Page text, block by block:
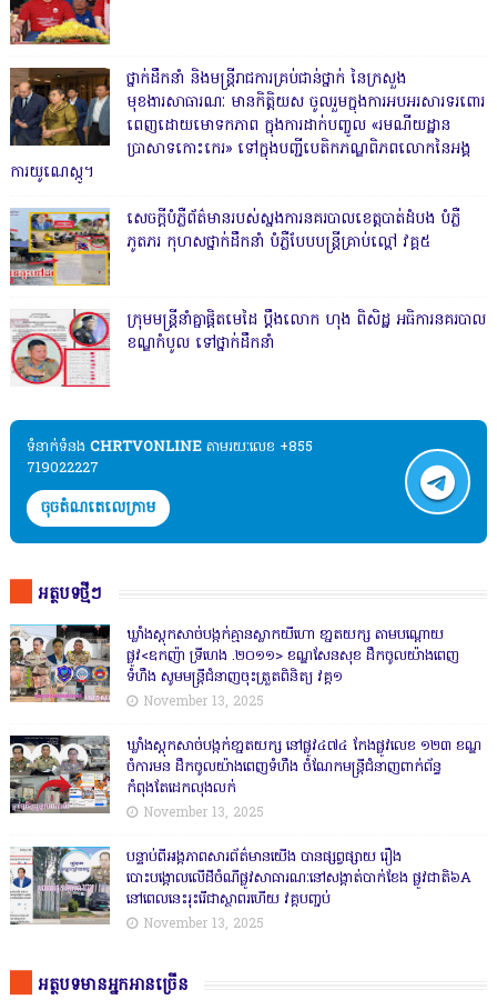
ថ្នាក់ដឹកនាំ និងមន្ត្រីរាជការគ្រប់ជាន់ថ្នាក់ នៃក្រសួង
មុខងារសាធារណៈ មានកិត្តិយស ចូលរួមក្នុងការអបអរសារទរពោរ
ពេញដោយមោទកភាព ក្នុងការដាក់បញ្ចូល «រមណីយដ្ឋាន
ប្រាសាទកោះកេរ» ទៅក្នុងបញ្ជីបេតិកភណ្ឌពិភពលោកនៃអង្គ
ការយូណេស្កូ។
សេចក្តីបំភ្លឺព័ត៌មានរបស់ស្នងការនគរបាលខេត្តបាត់ដំបង បំភ្លឺ
ភូតភរ កុហសថ្នាក់ដឹកនាំ បំភ្លឺបែបបន្ត្រីគ្រាប់ល្ពៅ វគ្គ៥
ក្រុមមន្ត្រីនាំគ្នាផ្ដិតមេដៃ ប្ដឹងលោក ហុង ពិសិដ្ឋ អធិការនគរបាល
ខណ្ឌកំបូល ទៅថ្នាក់ដឹកនាំ
ទំនាក់ទំនង​​ CHRTVONLINE តាមរយៈលេខ +855
719022227
ចុចតំណតេលេក្រាម
អត្ថបទថ្មីៗ
ឃ្លាំងស្តុកសាច់បង្កក់គ្មានស្លាកយីហោ ខា្នតយក្ស តាមបណ្តោយ
ផ្លូវ<ឧកញ៉ា ទ្រីហេង .២០១១> ខណ្ឌសែនសុខ ដឹកចូលយ៉ាងពេញ
ទំហឹង សូមមន្ត្រីជំនាញចុះត្រួតពិនិត្យ វគ្គ១
November 13, 2025
ឃ្លាំងស្តុកសាច់បង្កក់ខា្នតយក្ស នៅផ្លូវ៤៧៤ កែងផ្លូវលេខ ១២៣ ខណ្ឌ
ចំការមន ដឹកចូលយ៉ាងពេញទំហឹង ចំណែកមន្ត្រីជំនាញពាក់ព័ន្ធ
កំពុងតែដេកលុងលក់
November 13, 2025
បន្ទាប់ពីអង្គភាពសារព័ត៌មានយើង បានផ្សព្វផ្សាយ រឿង
បោះបង្គោលលើដីចំណីផ្លូវសាធារណៈនៅសង្គាត់បាក់ខែង ផ្លូវជាតិ៦A
នៅពេលនេះរុះរើជាស្ថាពរហើយ វគ្គបញ្ចប់
November 13, 2025
អត្ថបទមានអ្នកអានច្រើន